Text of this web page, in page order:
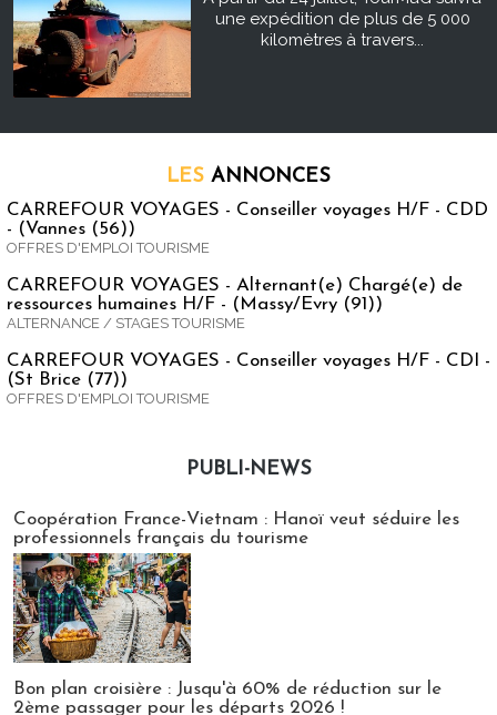
une expédition de plus de 5 000
kilomètres à travers...
LES ANNONCES
CARREFOUR VOYAGES - Conseiller voyages H/F - CDD
- (Vannes (56))
OFFRES D'EMPLOI TOURISME
CARREFOUR VOYAGES - Alternant(e) Chargé(e) de
ressources humaines H/F - (Massy/Evry (91))
ALTERNANCE / STAGES TOURISME
CARREFOUR VOYAGES - Conseiller voyages H/F - CDI -
(St Brice (77))
OFFRES D'EMPLOI TOURISME
PUBLI-NEWS
Coopération France-Vietnam : Hanoï veut séduire les
professionnels français du tourisme
Bon plan croisière : Jusqu'à 60% de réduction sur le
2ème passager pour les départs 2026 !